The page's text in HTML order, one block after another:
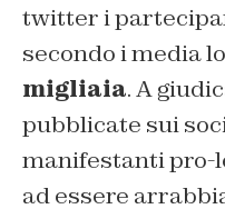
twitter i
secondo i media
migliaia. A
pubblicate sui
manifestanti pro-
ad essere